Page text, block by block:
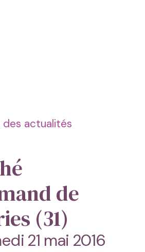
des actualités
de
(31)
21 mai 2016